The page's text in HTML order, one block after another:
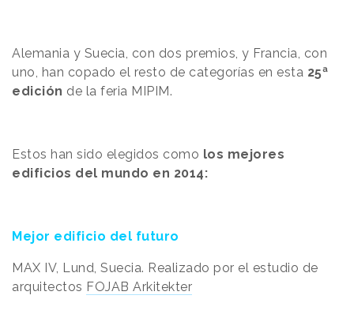
Alemania y Suecia, con dos premios, y Francia, con
uno, han copado el resto de categorías en esta 25ª
edición de la feria MIPIM.
Estos han sido elegidos como los mejores
edificios del mundo en 2014:
Mejor edificio del futuro
MAX IV, Lund, Suecia. Realizado por el estudio de
arquitectos FOJAB Arkitekter